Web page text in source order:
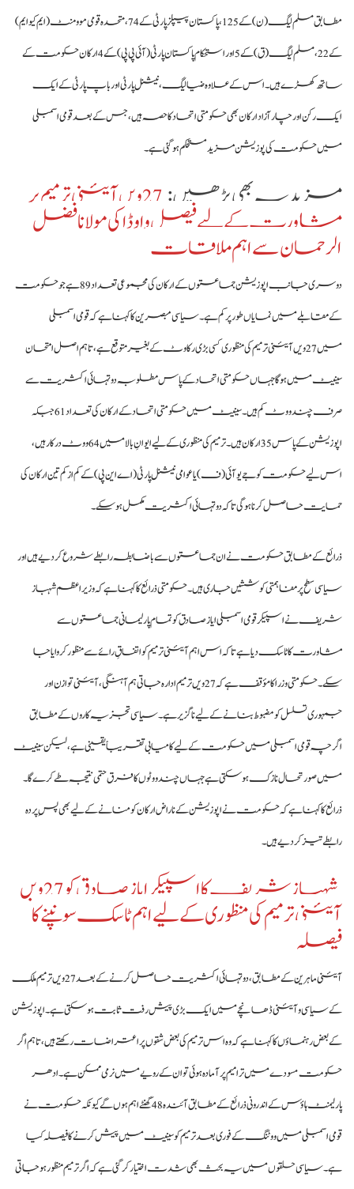
مطابق مسلم لیگ (ن) کے 125، پاکستان پیپلز پارٹی کے 74، متحدہ قومی موومنٹ (ایم کیو ایم)
کے 22، مسلم لیگ (ق) کے 5 اور استحکام پاکستان پارٹی (آئی پی پی) کے 4 ارکان حکومت کے
ساتھ کھڑے ہیں۔ اس کے علاوہ ضیا لیگ، نیشنل پارٹی اور باپ پارٹی کے ایک
ایک رکن اور چار آزاد ارکان بھی حکومتی اتحاد کا حصہ ہیں، جس کے بعد قومی اسمبلی
میں حکومت کی پوزیشن مزید مستحکم ہو گئی ہے۔
مزید یہ بھی پڑھیں : 27ویں آئینی ترمیم پر
مشاورت کے لیے فیصل واوڈا کی مولانا فضل
الرحمان سے اہم ملاقات
دوسری جانب اپوزیشن جماعتوں کے ارکان کی مجموعی تعداد 89 ہے جو حکومت
کے مقابلے میں نمایاں طور پر کم ہے۔ سیاسی مبصرین کا کہنا ہے کہ قومی اسمبلی
میں 27ویں آئینی ترمیم کی منظوری کسی بڑی رکاوٹ کے بغیر متوقع ہے، تاہم اصل امتحان
سینیٹ میں ہوگا جہاں حکومتی اتحاد کے پاس مطلوبہ دو تہائی اکثریت سے
صرف چند ووٹ کم ہیں۔ سینیٹ میں حکومتی اتحاد کے ارکان کی تعداد 61 جبکہ
اپوزیشن کے پاس 35 ارکان ہیں۔ ترمیم کی منظوری کے لیے ایوانِ بالا میں 64 ووٹ درکار ہیں،
اس لیے حکومت کو جے یو آئی (ف) یا عوامی نیشنل پارٹی (اے این پی) کے کم از کم تین ارکان کی
حمایت حاصل کرنا ہوگی تاکہ دو تہائی اکثریت مکمل ہو سکے۔
ذرائع کے مطابق حکومت نے ان جماعتوں سے باضابطہ رابطے شروع کر دیے ہیں اور
سیاسی سطح پر مفاہمتی کوششیں جاری ہیں۔ حکومتی ذرائع کا کہنا ہے کہ وزیراعظم شہباز
شریف نے اسپیکر قومی اسمبلی ایاز صادق کو تمام پارلیمانی جماعتوں سے
مشاورت کا ٹاسک دیا ہے تاکہ اس اہم آئینی ترمیم کو اتفاقِ رائے سے منظور کروایا جا
سکے۔ حکومتی وزرا کا مؤقف ہے کہ 27ویں ترمیم ادارہ جاتی ہم آہنگی، آئینی توازن اور
جمہوری تسلسل کو مضبوط بنانے کے لیے ناگزیر ہے۔ سیاسی تجزیہ کاروں کے مطابق
اگرچہ قومی اسمبلی میں حکومت کے لیے کامیابی تقریباً یقینی ہے، لیکن سینیٹ
میں صورتحال نازک ہو سکتی ہے جہاں چند ووٹوں کا فرق حتمی نتیجہ طے کرے گا۔
ذرائع کا کہنا ہے کہ حکومت نے اپوزیشن کے ناراض ارکان کو منانے کے لیے بھی پسِ پردہ
رابطے تیز کر دیے ہیں۔
شہباز شریف کا اسپیکرایاز صادق کو 27ویں
آئینی ترمیم کی منظوری کے لیے اہم ٹاسک سونپنے کا
فیصلہ
آئینی ماہرین کے مطابق، دو تہائی اکثریت حاصل کرنے کے بعد 27ویں ترمیم ملک
کے سیاسی و آئینی ڈھانچے میں ایک بڑی پیش رفت ثابت ہو سکتی ہے۔ اپوزیشن
کے بعض رہنماؤں کا کہنا ہے کہ وہ اس ترمیم کی بعض شقوں پر اعتراضات رکھتے ہیں، تاہم اگر
حکومت مسودے میں ترامیم پر آمادہ ہوئی تو ان کے رویے میں نرمی ممکن ہے۔ ادھر
پارلیمنٹ ہاؤس کے اندرونی ذرائع کے مطابق آئندہ 48 گھنٹے اہم ہوں گے کیونکہ حکومت نے
قومی اسمبلی میں ووٹنگ کے فوری بعد ترمیم کو سینیٹ میں پیش کرنے کا فیصلہ کیا
ہے۔ سیاسی حلقوں میں یہ بحث بھی شدت اختیار کر گئی ہے کہ اگر ترمیم منظور ہو جاتی